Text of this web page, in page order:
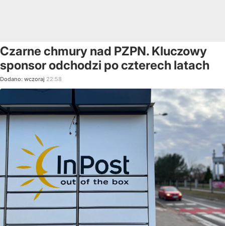
Czarne chmury nad PZPN. Kluczowy
sponsor odchodzi po czterech latach
Dodano: wczoraj 22:58